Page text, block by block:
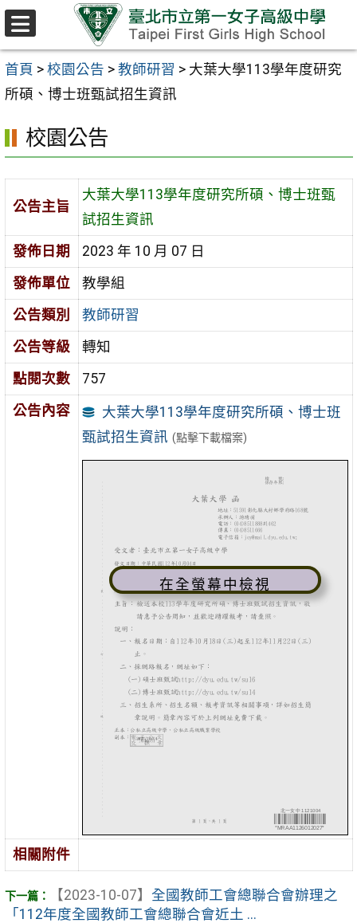
跳至主要內容區
首頁 > 校園公告 > 教師研習 > 大葉大學113學年度研究
所碩、博士班甄試招生資訊
校園公告
公告主旨
大葉大學113學年度研究所碩、博士班甄
試招生資訊
發佈日期
2023 年 10 月 07 日
發佈單位
教學組
公告類別
教師研習
公告等級
轉知
點閱次數
757
公告內容
大葉大學113學年度研究所碩、博士班
甄試招生資訊 (點擊下載檔案)
在全螢幕中檢視
相關附件
【2023-10-07】 全國教師工會總聯合會辦理之
「112年度全國教師工會總聯合會近土 ...
選
單